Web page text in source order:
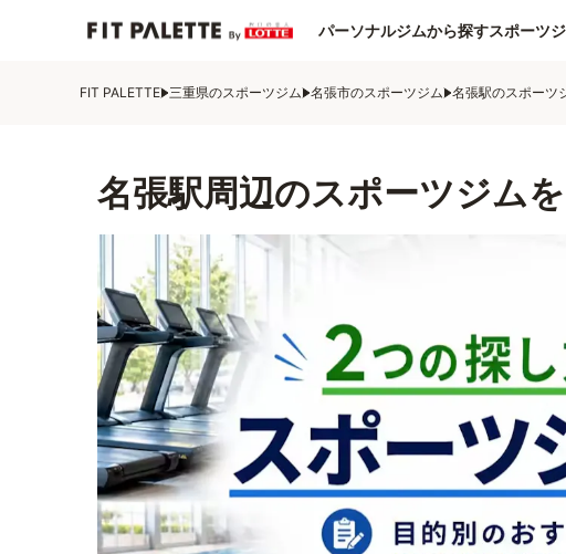
パーソナルジムから探すスポーツ
FIT PALETTE 三重県のスポーツジム 名張市のスポーツジム 名張駅のスポーツ
名張駅周辺のスポーツジム